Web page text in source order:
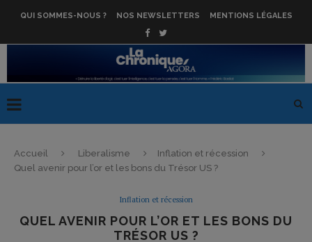
QUI SOMMES-NOUS ? NOS NEWSLETTERS MENTIONS LÉGALES
Accueil Liberalisme
Inflation et récession
Quel avenir pour l’or et les bons du Trésor US ?
Inflation et récession
QUEL AVENIR POUR L’OR ET LES BONS DU
TRÉSOR US ?